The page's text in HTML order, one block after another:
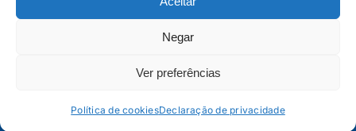
Negar
Ver preferências
Política de cookiesDeclaração de privacidade
© Jandaia - 2026 · Todos os direitos reservados | SAC